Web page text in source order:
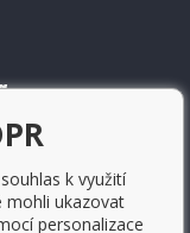
k využití
mohli ukazovat
personalizace